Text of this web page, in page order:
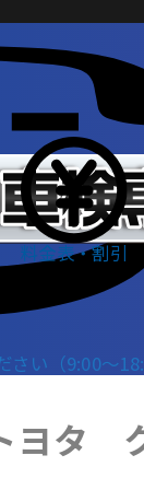
い（9:00～
料金表・割引
ヨタ